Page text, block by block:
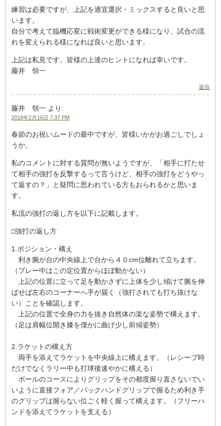
練習は必要ですが、上記を適宜選択・ミックスすると良いと思
います。
自分で考えて臨機応変に戦術変更ができる様になり、試合の流
れを変えられる様になれば良いと思います。
上記は私見です。皆様の上達のヒントになれば幸いです。
藤井 領一
返信
藤井 領一 より:
2018年2月16日 7:37 PM
春節のお祝いムードの最中ですが、皆様いかがお過ごしでしょ
うか。
私のコメントに対する質問が無いようですが、「相手に打たせ
て相手の強打を反撃するって言うけど、相手の強打をどうやっ
て返すの？」と疑問に思われている方もおられるかと思いま
す。
私流の強打の返し方を以下に記載します。
□強打の返し方
1.ポジション・構え
利き腕が台の中央線上で台から４０cm位離れて立ちます。
（プレー中はこの定位置からほぼ動かない）
上記の位置に立って足を動かさずに上体を少し傾けて腕を伸
ばせば左右のコーナーへ手が届く（強打されても打ち抜けな
い）ことを確認します。
上記の位置で全身の力を抜き自然体の楽な姿勢で構えます。
（足は肩幅位開き膝を僅かに曲げ少し前傾姿勢）
2.ラケットの構え方
両手を添えてラケットを中央線上に構えます。（レシーブ時
だけでなくラリー中も打球後速やかに構える）
ボールのコースによりグリップをその都度握り直さないでい
いように直接フォア／バックハンドグリップで握るため利き手
のグリップは握らない位ごく軽く握って構えます。（フリーハ
ンドを添えてラケットを支える）